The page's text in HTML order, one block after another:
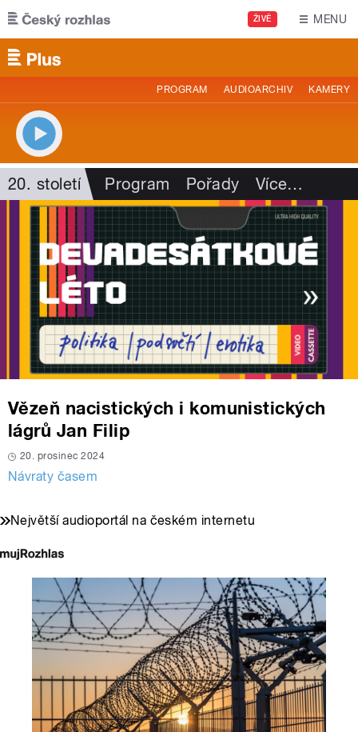
Přejít k hlavnímu obsahu
ŽIVĚ MENU
PROGRAM AUDIOARCHIV KAMERY
20. století Program Pořady Více…
Vězeň nacistických i komunistických
lágrů Jan Filip
20. prosinec 2024
Návraty časem
Největší audioportál na českém internetu